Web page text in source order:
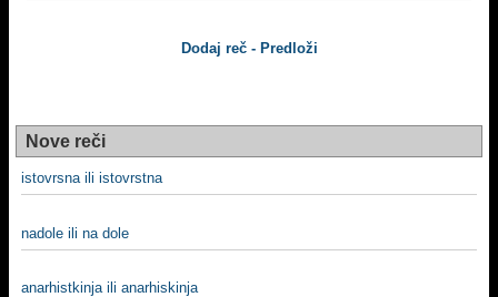
Dodaj reč - Predloži
Nove reči
istovrsna ili istovrstna
nadole ili na dole
anarhistkinja ili anarhiskinja